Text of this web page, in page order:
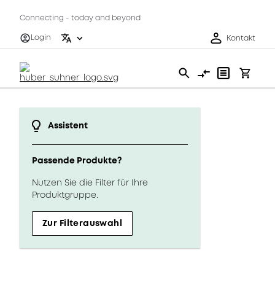
Connecting - today and beyond
Login
Kontakt
Assistent
Passende Produkte?
Nutzen Sie die Filter für Ihre
Produktgruppe.
Zur Filterauswahl